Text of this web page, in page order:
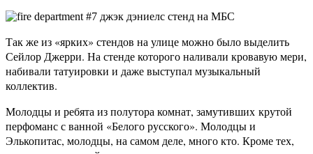
Так же из «ярких» стендов на улице можно было выделить
Сейлор Джерри. На стенде которого наливали кровавую мери,
набивали татуировки и даже выступал музыкальный
коллектив.
Молодцы и ребята из полутора комнат, замутивших крутой
перфоманс с ванной «Белого русского». Молодцы и
Элькопитас, молодцы, на самом деле, много кто. Кроме тех,